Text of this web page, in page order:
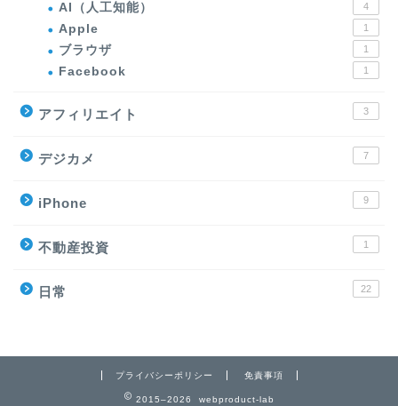
AI（人工知能） 4
Apple 1
ブラウザ 1
Facebook 1
アフィリエイト 3
デジカメ 7
iPhone 9
不動産投資 1
日常 22
プライバシーポリシー 免責事項
2015–2026 webproduct-lab